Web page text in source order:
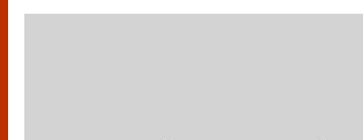
vyzkoušet různé kasinové hry. V